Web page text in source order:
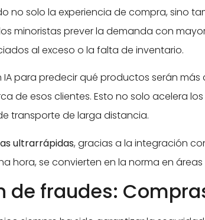
no solo la experiencia de compra, sino
minoristas prever la demanda con
al exceso o la falta de inventario.
para predecir qué productos serán
de esos clientes. Esto no solo acelera
transporte de larga distancia.
ultrarrápidas, gracias a la integración
hora, se convierten en la norma en
de fraudes: